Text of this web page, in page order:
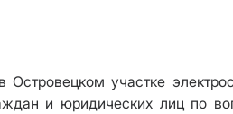
Островецком участке
и юридических лиц по